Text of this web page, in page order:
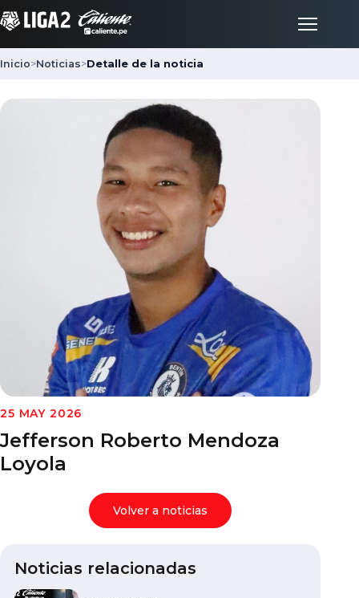
Noticias
Documentos
Inicio>Noticias>Detalle de la noticia
25 MAY 2026
Jefferson Roberto Mendoza
Loyola
Volver a noticias
Noticias relacionadas